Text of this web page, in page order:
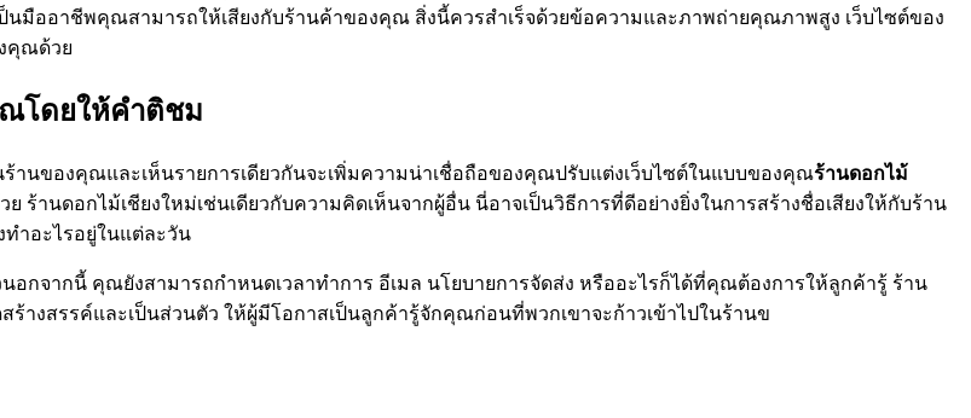
นมืออาชีพคุณสามารถให้เสียงกับร้านค้าของคุณ สิ่งนี้ควรสำเร็จด้วยข้อความและภาพถ่ายคุณภาพสูง เว็บไซต์ของ
คุณด้วย
โดยให้คำติชม
านของคุณและเห็นรายการเดียวกันจะเพิ่มความน่าเชื่อถือของคุณปรับแต่งเว็บไซต์ในแบบของคุณร้านดอกไม้
นดอกไม้เชียงใหม่เช่นเดียวกับความคิดเห็นจากผู้อื่น นี่อาจเป็นวิธีการที่ดีอย่างยิ่งในการสร้างชื่อเสียงให้กับร้าน
ำอะไรอยู่ในแต่ละวัน
กจากนี้ คุณยังสามารถกำหนดเวลาทำการ อีเมล นโยบายการจัดส่ง หรืออะไรก็ได้ที่คุณต้องการให้ลูกค้ารู้ ร้าน
งสรรค์และเป็นส่วนตัว ให้ผู้มีโอกาสเป็นลูกค้ารู้จักคุณก่อนที่พวกเขาจะก้าวเข้าไปในร้านข